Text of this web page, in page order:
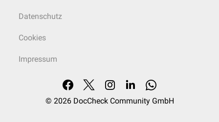
Datenschutz
Cookies
Impressum
© 2026 DocCheck Community GmbH